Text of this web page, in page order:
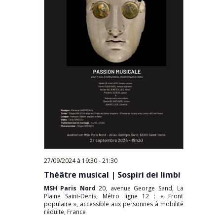
27/09/2024 à 19:30-21:30
Théâtre musical | Sospiri dei limbi
MSH Paris Nord20, avenue George Sand, La
Plaine Saint-Denis, Métro ligne 12 : « Front
populaire », accessible aux personnes à mobilité
réduite, France